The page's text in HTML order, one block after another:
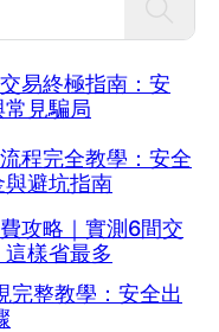
易終極指南：安
見騙局
程完全教學：安全
避坑指南
攻略｜實測6間交
樣省最多
完整教學：安全出